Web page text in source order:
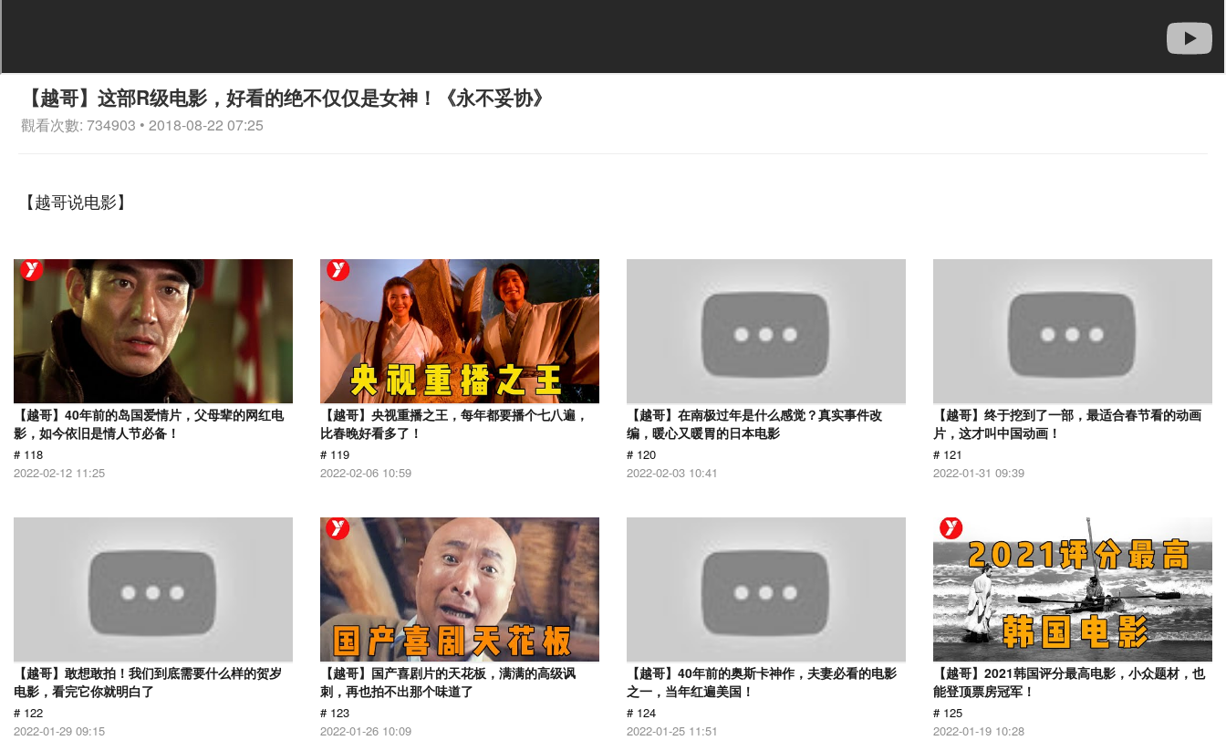
【越哥】这部R级电影，好看的绝不仅仅是女神！《永不妥协》
觀看次數: 734903 • 2018-08-22 07:25
【越哥说电影】
【越哥】40年前的岛国爱情片，父母辈的网红电
影，如今依旧是情人节必备！
# 118
2022-02-12 11:25
【越哥】央视重播之王，每年都要播个七八遍，
比春晚好看多了！
# 119
2022-02-06 10:59
【越哥】在南极过年是什么感觉？真实事件改
编，暖心又暖胃的日本电影
# 120
2022-02-03 10:41
【越哥】终于挖到了一部，最适合春节看的动画
片，这才叫中国动画！
# 121
2022-01-31 09:39
【越哥】敢想敢拍！我们到底需要什么样的贺岁
电影，看完它你就明白了
# 122
2022-01-29 09:15
【越哥】国产喜剧片的天花板，满满的高级讽
刺，再也拍不出那个味道了
# 123
2022-01-26 10:09
【越哥】40年前的奥斯卡神作，夫妻必看的电影
之一，当年红遍美国！
# 124
2022-01-25 11:51
【越哥】2021韩国评分最高电影，小众题材，也
能登顶票房冠军！
# 125
2022-01-19 10:28